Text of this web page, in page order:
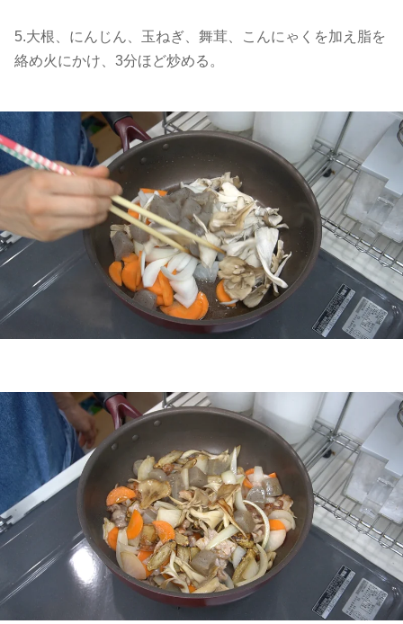
5.大根、にんじん、玉ねぎ、舞茸、こんにゃくを加え脂を
絡め火にかけ、3分ほど炒める。